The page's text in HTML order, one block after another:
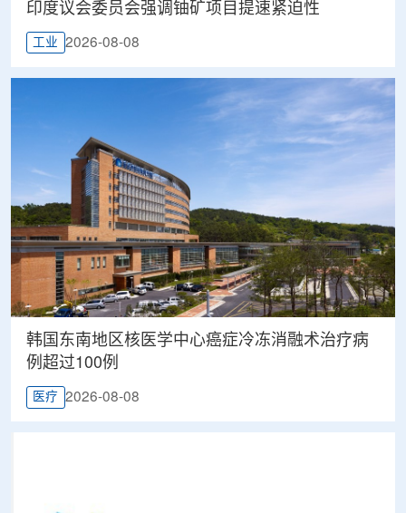
印度议会委员会强调铀矿项目提速紧迫性
工业 2026-08-08
韩国东南地区核医学中心癌症冷冻消融术治疗病
例超过100例
医疗 2026-08-08